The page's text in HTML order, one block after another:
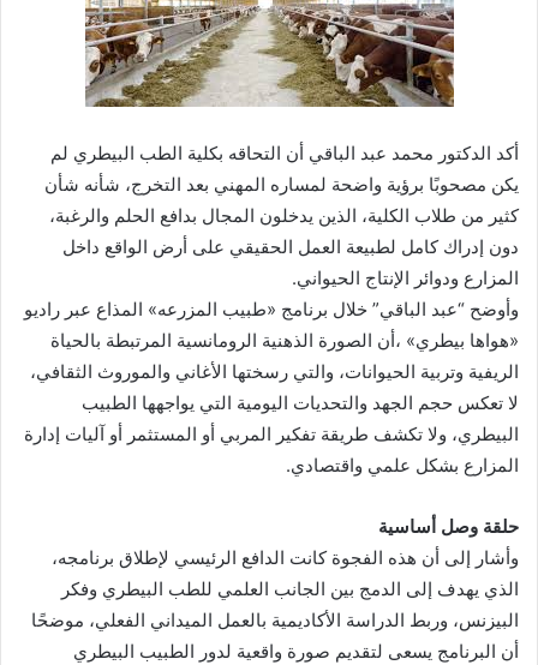
أكد الدكتور محمد عبد الباقي أن التحاقه بكلية الطب البيطري لم
يكن مصحوبًا برؤية واضحة لمساره المهني بعد التخرج، شأنه شأن
كثير من طلاب الكلية، الذين يدخلون المجال بدافع الحلم والرغبة،
دون إدراك كامل لطبيعة العمل الحقيقي على أرض الواقع داخل
المزارع ودوائر الإنتاج الحيواني.
وأوضح “عبد الباقي” خلال برنامج «طبيب المزرعه» المذاع عبر راديو
«هواها بيطري» ،أن الصورة الذهنية الرومانسية المرتبطة بالحياة
الريفية وتربية الحيوانات، والتي رسختها الأغاني والموروث الثقافي،
لا تعكس حجم الجهد والتحديات اليومية التي يواجهها الطبيب
البيطري، ولا تكشف طريقة تفكير المربي أو المستثمر أو آليات إدارة
المزارع بشكل علمي واقتصادي.
حلقة وصل أساسية
وأشار إلى أن هذه الفجوة كانت الدافع الرئيسي لإطلاق برنامجه،
الذي يهدف إلى الدمج بين الجانب العلمي للطب البيطري وفكر
البيزنس، وربط الدراسة الأكاديمية بالعمل الميداني الفعلي، موضحًا
أن البرنامج يسعى لتقديم صورة واقعية لدور الطبيب البيطري